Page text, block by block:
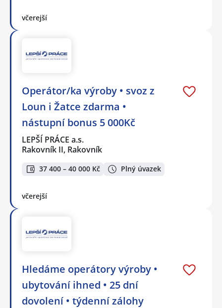
včerejší
Operátor/ka výroby • svoz z
Loun i Žatce zdarma •
nástupní bonus 5 000Kč
LEPŠÍ PRÁCE a.s.
Rakovník II, Rakovník
37 400 – 40 000 Kč Plný úvazek
včerejší
Hledáme operátory výroby •
ubytování ihned • 25 dní
dovolení • týdenní zálohy